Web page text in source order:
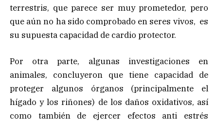
terrestris, que parece ser muy prometedor, pero
que aún no ha sido comprobado en seres vivos, es
su supuesta capacidad de cardio protector.
Por otra parte, algunas investigaciones en
animales, concluyeron que tiene capacidad de
proteger algunos órganos (principalmente el
hígado y los riñones) de los daños oxidativos, así
como también de ejercer efectos anti estrés